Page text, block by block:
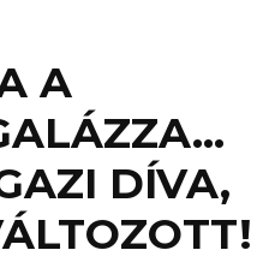
A
DÍVA,